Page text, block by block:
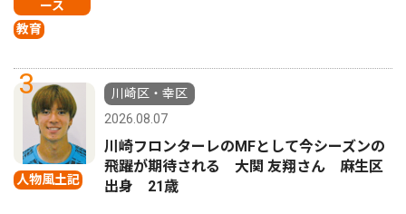
ース
教育
3
人物風土記
川崎区・幸区
2026.08.07
川崎フロンターレのMFとして今シーズンの
飛躍が期待される 大関 友翔さん 麻生区
出身 21歳